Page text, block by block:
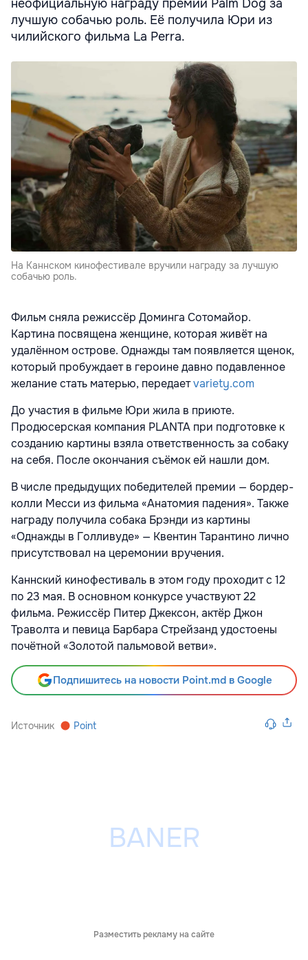
неофициальную награду премии Palm Dog за
лучшую собачью роль. Её получила Юри из
чилийского фильма La Perra.
На Каннском кинофестивале вручили награду за лучшую
собачью роль.
Фильм сняла режиссёр Доминга Сотомайор.
Картина посвящена женщине, которая живёт на
удалённом острове. Однажды там появляется щенок,
который пробуждает в героине давно подавленное
желание стать матерью, передаетvariety.com
До участия в фильме Юри жила в приюте.
Продюсерская компания PLANTA при подготовке к
созданию картины взяла ответственность за собаку
на себя. После окончания съёмок ей нашли дом.
В числе предыдущих победителей премии — бордер-
колли Месси из фильма «Анатомия падения». Также
награду получила собака Брэнди из картины
«Однажды в Голливуде» — Квентин Тарантино лично
присутствовал на церемонии вручения.
Каннский кинофестиваль в этом году проходит с 12
по 23 мая. В основном конкурсе участвуют 22
фильма. Режиссёр Питер Джексон, актёр Джон
Траволта и певица Барбара Стрейзанд удостоены
почётной «Золотой пальмовой ветви».
Подпишитесь на новости Point.md в Google
Источник Point
Разместить рекламу на сайте